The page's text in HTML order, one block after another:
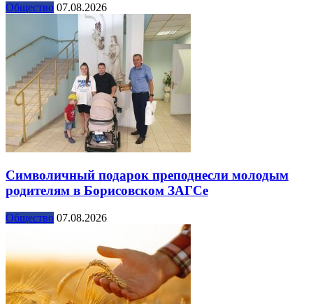
Общество 07.08.2026
Символичный подарок преподнесли молодым
родителям в Борисовском ЗАГСе
Общество 07.08.2026